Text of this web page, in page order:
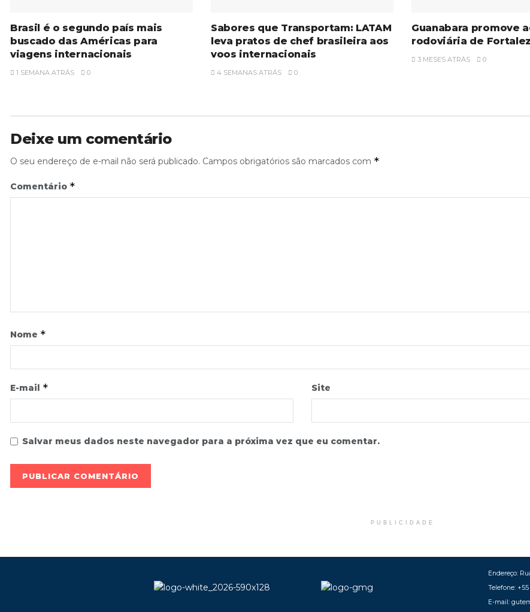
Brasil é o segundo país mais
buscado das Américas para
viagens internacionais
1 SEMANA ATRÁS 0
Sabores que Transportam: LATAM
leva pratos de chef brasileira aos
voos internacionais
4 SEMANAS ATRÁS 0
Guanabara promove
rodoviária de
3 MESES ATRÁS 0
Deixe um comentário
O seu endereço de e-mail não será publicado. Campos obrigatórios são marcados com *
Comentário *
Nome *
E-mail * Site
Salvar meus dados neste navegador para a próxima vez que eu comentar.
PUBLICIDADE
Endereço:
Telefone:
E-mail: